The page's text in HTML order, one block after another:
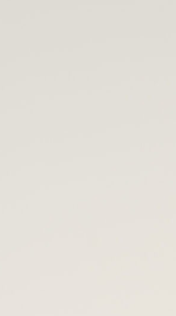
Neurostrategia oferuje